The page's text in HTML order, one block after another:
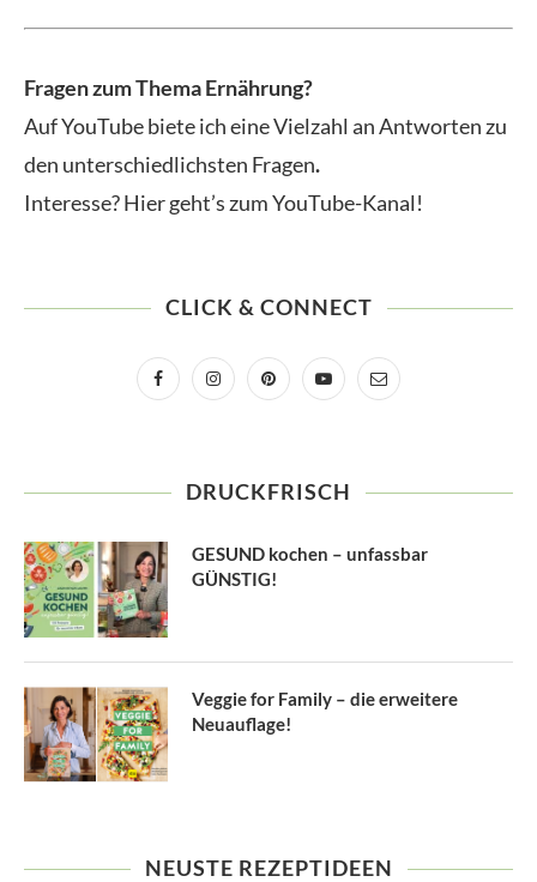
Fragen zum Thema Ernährung?
Auf YouTube biete ich eine Vielzahl an Antworten zu
den unterschiedlichsten Fragen.
Interesse? Hier geht’s zum YouTube-Kanal!
CLICK & CONNECT
DRUCKFRISCH
GESUND kochen – unfassbar
GÜNSTIG!
Veggie for Family – die erweitere
Neuauflage!
NEUSTE REZEPTIDEEN